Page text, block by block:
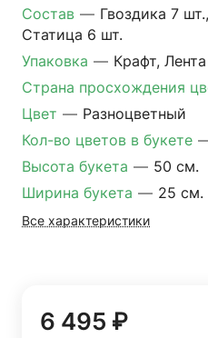
Состав — Гвоздика 7
Статица 6 шт.
Упаковка — Крафт, Лента
Страна просхождения
Цвет — Разноцветный
Кол-во цветов в букете
Высота букета — 50 см.
Ширина букета — 25 см.
Все характеристики
6 495 ₽